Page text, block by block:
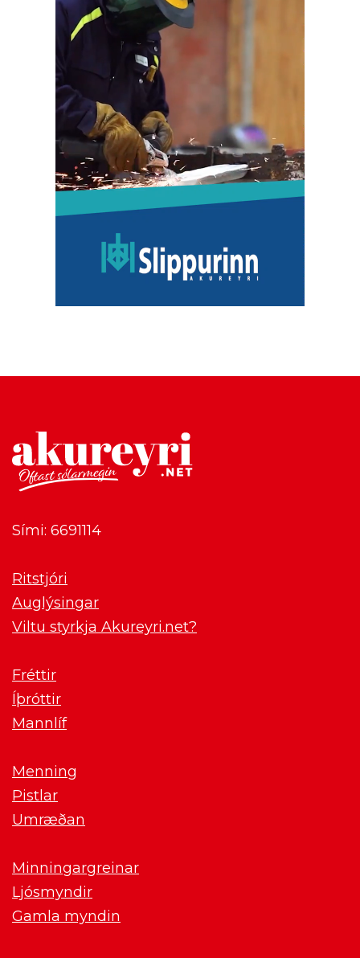
Sími: 6691114
Ritstjóri
Auglýsingar
Viltu styrkja Akureyri.net?
Fréttir
Íþróttir
Mannlíf
Menning
Pistlar
Umræðan
Minningargreinar
Ljósmyndir
Gamla myndin